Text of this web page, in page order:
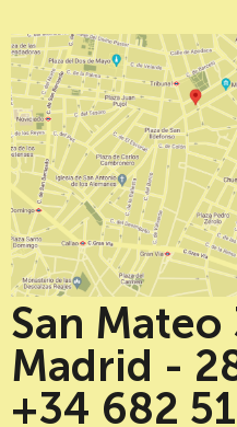
San Mateo
Madrid -
+34 682